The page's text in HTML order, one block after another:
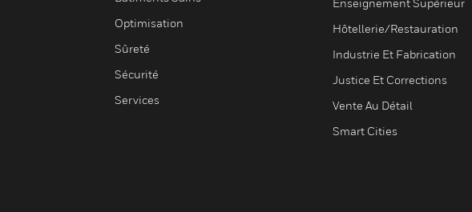
Optimisation
Sûreté
Sécurité
Services
Enseignement Supérieur
Hôtellerie/Restauration
Industrie Et Fabrication
Justice Et Corrections
Vente Au Détail
Smart Cities